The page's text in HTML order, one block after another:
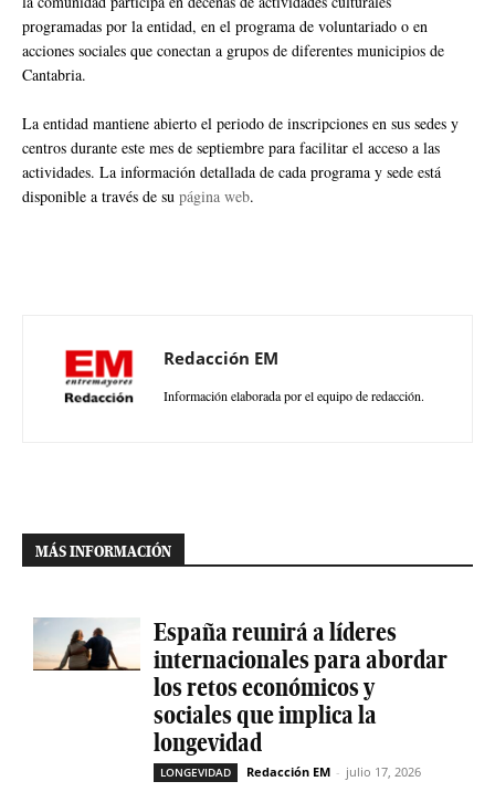
programadas por la entidad, en el programa de voluntariado o en
acciones sociales que conectan a grupos de diferentes municipios de
Cantabria.
La entidad mantiene abierto el periodo de inscripciones en sus sedes y
centros durante este mes de septiembre para facilitar el acceso a las
actividades. La información detallada de cada programa y sede está
disponible a través de su página web.
Redacción EM
Información elaborada por el equipo de redacción.
MÁS INFORMACIÓN
España reunirá a líderes
internacionales para abordar
los retos económicos y
sociales que implica la
longevidad
LONGEVIDAD Redacción EM - julio 17, 2026